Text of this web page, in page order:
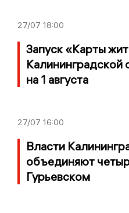
27/07 18:00
Запуск «Карты
Калининградской
на 1 августа
27/07 16:00
Власти
объединяют
Гурьевском